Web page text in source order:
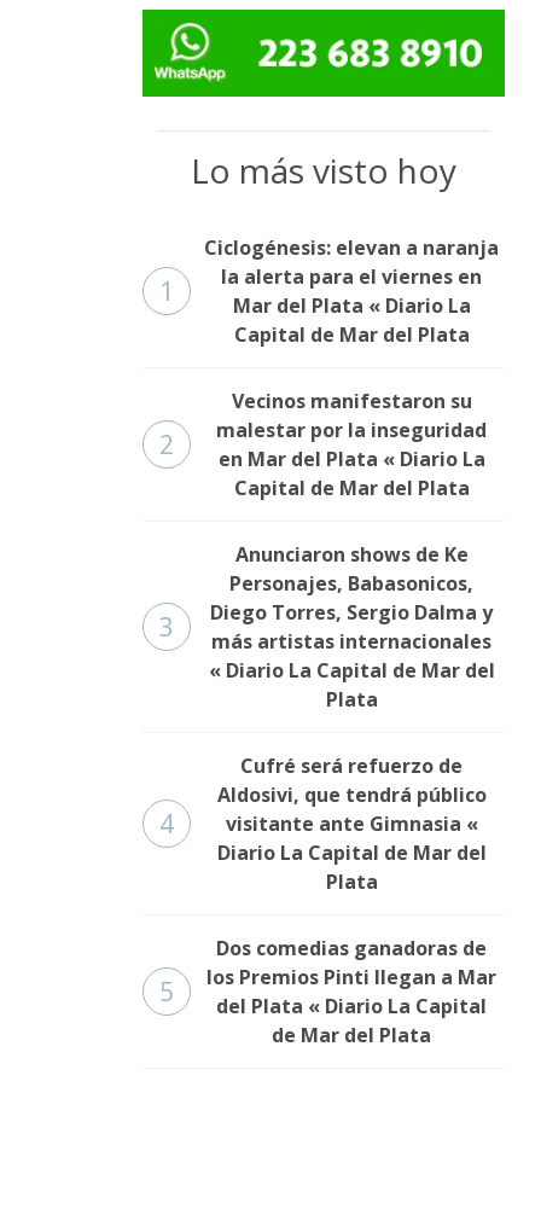
Lo más visto hoy
1
Ciclogénesis: elevan a naranja
la alerta para el viernes en
Mar del Plata « Diario La
Capital de Mar del Plata
2
Vecinos manifestaron su
malestar por la inseguridad
en Mar del Plata « Diario La
Capital de Mar del Plata
3
Anunciaron shows de Ke
Personajes, Babasonicos,
Diego Torres, Sergio Dalma y
más artistas internacionales
« Diario La Capital de Mar del
Plata
4
Cufré será refuerzo de
Aldosivi, que tendrá público
visitante ante Gimnasia «
Diario La Capital de Mar del
Plata
5
Dos comedias ganadoras de
los Premios Pinti llegan a Mar
del Plata « Diario La Capital
de Mar del Plata